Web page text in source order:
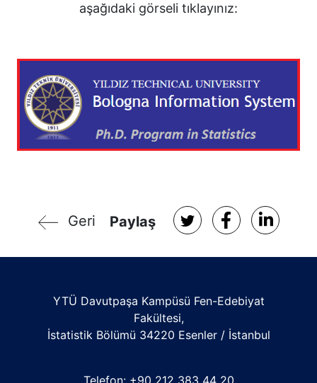
aşağıdaki görseli tıklayınız:
Geri Paylaş
YTÜ Davutpaşa Kampüsü Fen-Edebiyat
Fakültesi,
İstatistik Bölümü 34220 Esenler / İstanbul
Telefon: +90 212 383 44 20